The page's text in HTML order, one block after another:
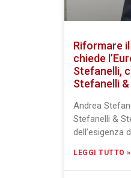
Riformare
chiede
Stefanelli,
Stefanelli
Andrea
Stefanelli &
dell’esigenza
LEGGI TUTTO »